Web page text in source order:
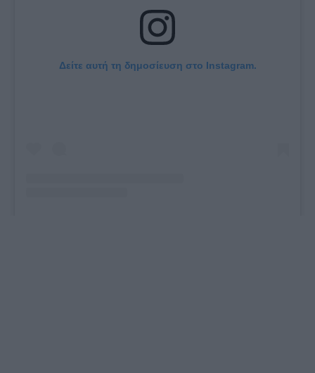
Δείτε αυτή τη δημοσίευση στο Instagram.